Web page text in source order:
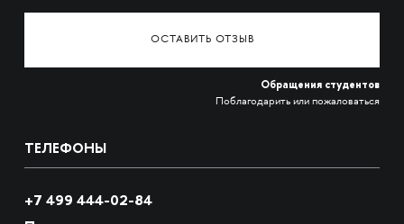
ОСТАВИТЬ ОТЗЫВ
Обращения студентов
Поблагодарить или пожаловаться
ТЕЛЕФОНЫ
+7 499 444-02-84